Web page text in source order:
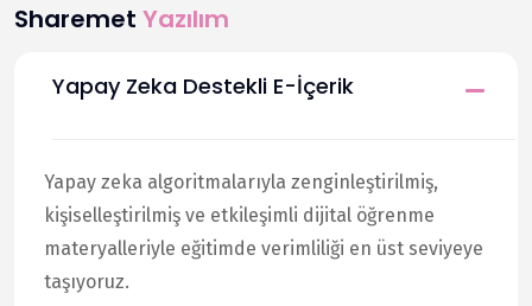
Sharemet Yazılım
Yapay Zeka Destekli E-İçerik
Yapay zeka algoritmalarıyla zenginleştirilmiş,
kişiselleştirilmiş ve etkileşimli dijital öğrenme
materyalleriyle eğitimde verimliliği en üst seviyeye
taşıyoruz.